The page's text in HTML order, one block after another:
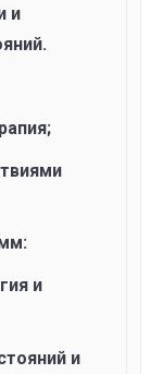
и
и
и